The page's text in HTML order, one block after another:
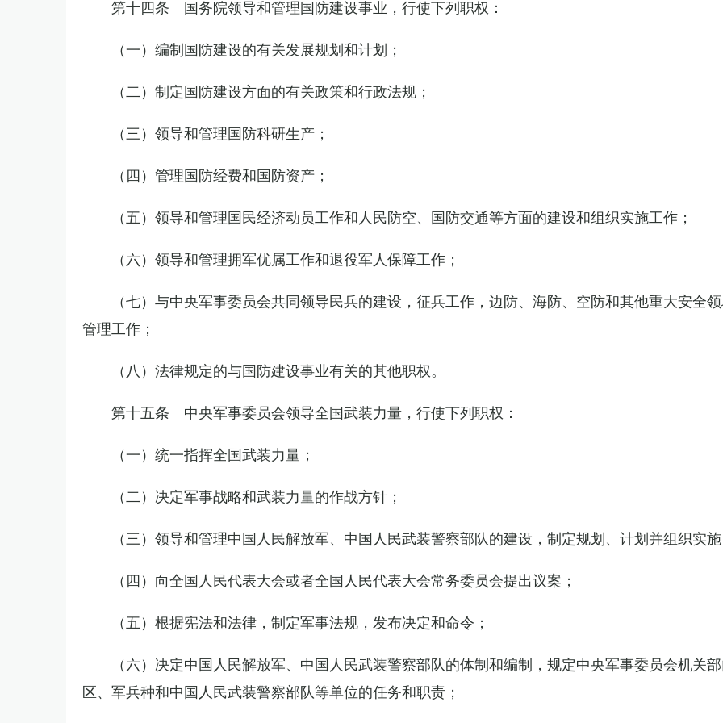
第十四条 国务院领导和管理国防建设事业，行使下列职权：
（一）编制国防建设的有关发展规划和计划；
（二）制定国防建设方面的有关政策和行政法规；
（三）领导和管理国防科研生产；
（四）管理国防经费和国防资产；
（五）领导和管理国民经济动员工作和人民防空、国防交通等方面的建设和组织实施工作；
（六）领导和管理拥军优属工作和退役军人保障工作；
（七）与中央军事委员会共同领导民兵的建设，征兵工作，边防、海防、空防和其他重大安全
管理工作；
（八）法律规定的与国防建设事业有关的其他职权。
第十五条 中央军事委员会领导全国武装力量，行使下列职权：
（一）统一指挥全国武装力量；
（二）决定军事战略和武装力量的作战方针；
（三）领导和管理中国人民解放军、中国人民武装警察部队的建设，制定规划、计划并组织实
（四）向全国人民代表大会或者全国人民代表大会常务委员会提出议案；
（五）根据宪法和法律，制定军事法规，发布决定和命令；
（六）决定中国人民解放军、中国人民武装警察部队的体制和编制，规定中央军事委员会机关
区、军兵种和中国人民武装警察部队等单位的任务和职责；